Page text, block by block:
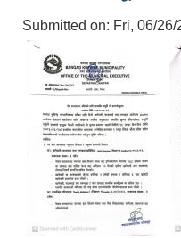
Submitted on: Fri, 06/